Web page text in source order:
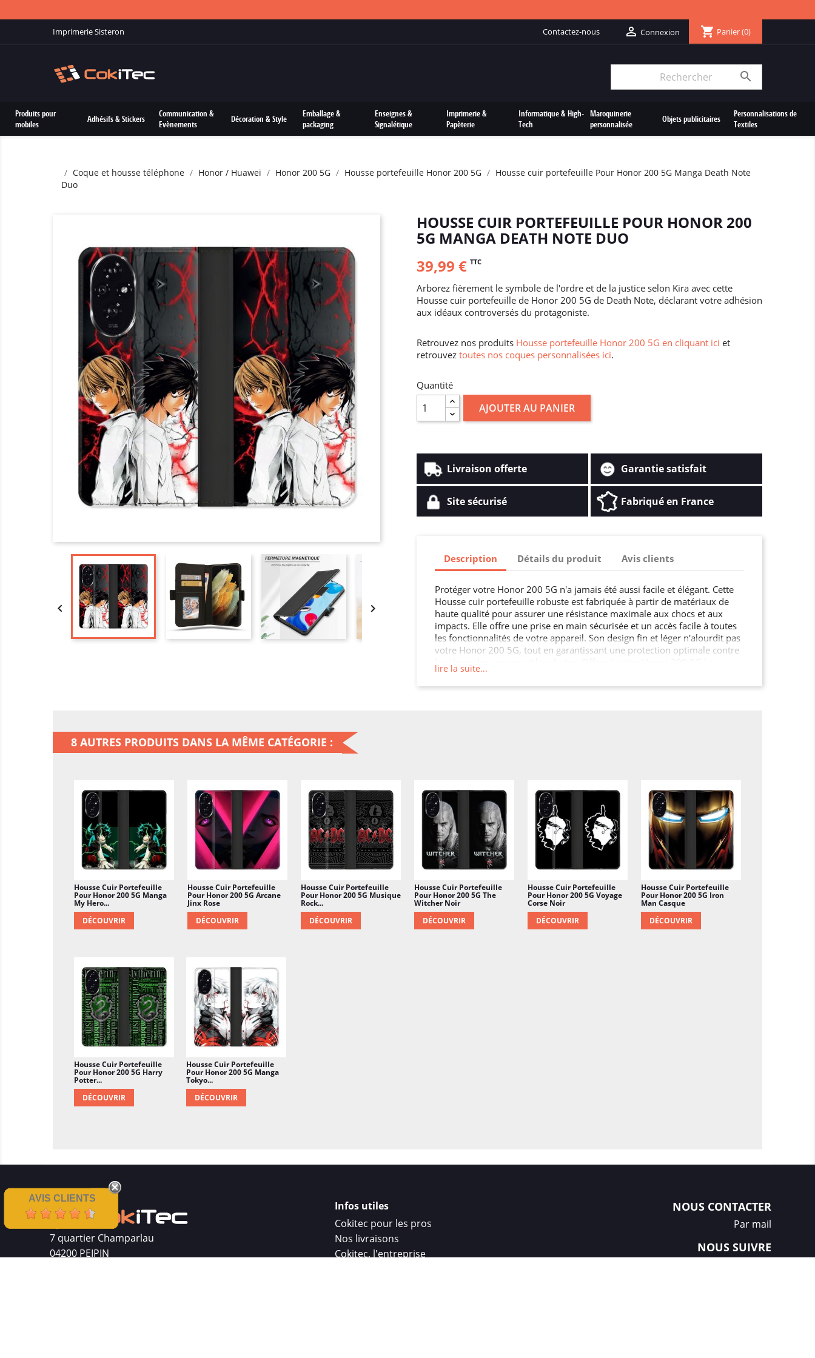
Imprimerie Sisteron Contactez-nous  Connexion shopping_cart Panier(0)

Produits pour
mobiles
Adhésifs & Stickers
Communication &
Evènements
Décoration & Style
Emballage &
packaging
Enseignes &
Signalétique
Imprimerie &
Papèterie
Informatique & High-
Tech
Maroquinerie
personnalisée
Objets publicitaires
Personnalisations de
Textiles
Coque et housse téléphone Honor / Huawei Honor 200 5G Housse portefeuille Honor 200 5G
Housse cuir portefeuille Pour Honor 200 5G Manga Death Note
Duo
 
HOUSSE CUIR PORTEFEUILLE POUR HONOR 200
5G MANGA DEATH NOTE DUO
39,99 € TTC
Arborez fièrement le symbole de l'ordre et de la justice selon Kira avec cette
Housse cuir portefeuille de Honor 200 5G de Death Note, déclarant votre adhésion
aux idéaux controversés du protagoniste.
Retrouvez nos produits Housse portefeuille Honor 200 5G en cliquant ici et
retrouvez toutes nos coques personnalisées ici.
Quantité
AJOUTER AU PANIER
Livraison offerte Garantie satisfait
Site sécurisé Fabriqué en France
Description Détails du produit Avis clients
Protéger votre Honor 200 5G n'a jamais été aussi facile et élégant. Cette
Housse cuir portefeuille robuste est fabriquée à partir de matériaux de
haute qualité pour assurer une résistance maximale aux chocs et aux
impacts. Elle offre une prise en main sécurisée et un accès facile à toutes
les fonctionnalités de votre appareil. Son design fin et léger n'alourdit pas
votre Honor 200 5G, tout en garantissant une protection optimale contre
protection qu'il mérite.
lire la suite...
8 AUTRES PRODUITS DANS LA MÊME CATÉGORIE :
Housse Cuir Portefeuille
Pour Honor 200 5G Manga
My Hero...
DÉCOUVRIR
Housse Cuir Portefeuille
Pour Honor 200 5G Arcane
Jinx Rose
DÉCOUVRIR
Housse Cuir Portefeuille
Pour Honor 200 5G Musique
Rock...
DÉCOUVRIR
Housse Cuir Portefeuille
Pour Honor 200 5G The
Witcher Noir
DÉCOUVRIR
Housse Cuir Portefeuille
Pour Honor 200 5G Voyage
Corse Noir
DÉCOUVRIR
Housse Cuir Portefeuille
Pour Honor 200 5G Iron
Man Casque
DÉCOUVRIR
Housse Cuir Portefeuille
Pour Honor 200 5G Harry
Potter...
DÉCOUVRIR
Housse Cuir Portefeuille
Pour Honor 200 5G Manga
Tokyo...
DÉCOUVRIR
7 quartier Champarlau
04200 PEIPIN
Infos utiles
Cokitec pour les pros
Nos livraisons
Cokitec, l'entreprise
NOUS CONTACTER
Par mail
NOUS SUIVRE
AVIS CLIENTS